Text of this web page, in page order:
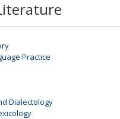
Practice
Dialectology